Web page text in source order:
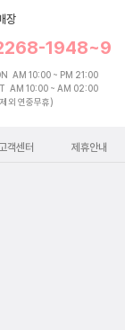
장
1948~9
AM 10:00 ~ PM 21:00
AM 10:00 ~ AM 02:00
외 연중무휴)
객센터 제휴안내